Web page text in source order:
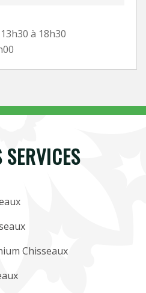
à 18h30
Chisseaux